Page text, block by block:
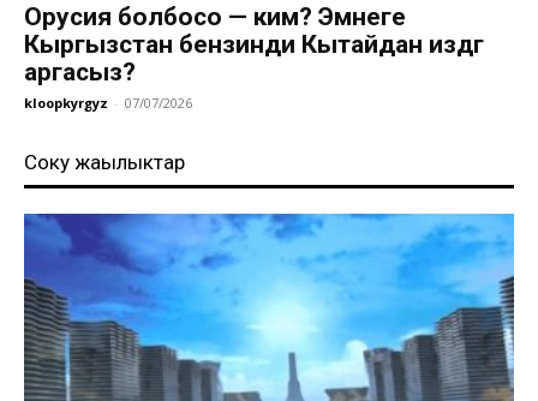
Орусия болбосо — ким? Эмнеге
Кыргызстан бензинди Кытайдан издөөгө
аргасыз?
kloopkyrgyz - 07/07/2026
Соңку жаңылыктар